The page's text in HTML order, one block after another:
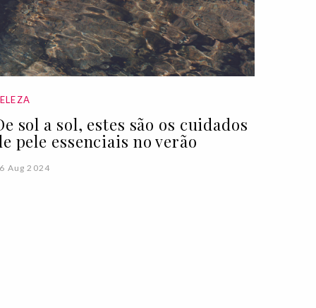
sol a sol, estes são os cuidados
pele essenciais no verão
Aug 2024